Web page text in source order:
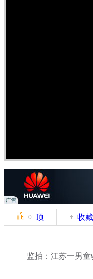
0 顶 收藏
监拍：江苏一男童